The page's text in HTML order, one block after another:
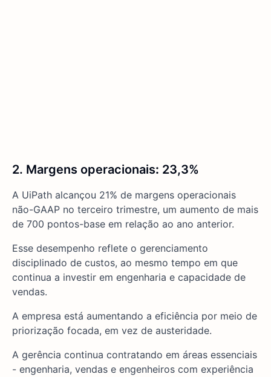
2. Margens operacionais: 23,3%
A UiPath alcançou 21% de margens operacionais
não-GAAP no terceiro trimestre, um aumento de mais
de 700 pontos-base em relação ao ano anterior.
Esse desempenho reflete o gerenciamento
disciplinado de custos, ao mesmo tempo em que
continua a investir em engenharia e capacidade de
vendas.
A empresa está aumentando a eficiência por meio de
priorização focada, em vez de austeridade.
A gerência continua contratando em áreas essenciais
- engenharia, vendas e engenheiros com experiência